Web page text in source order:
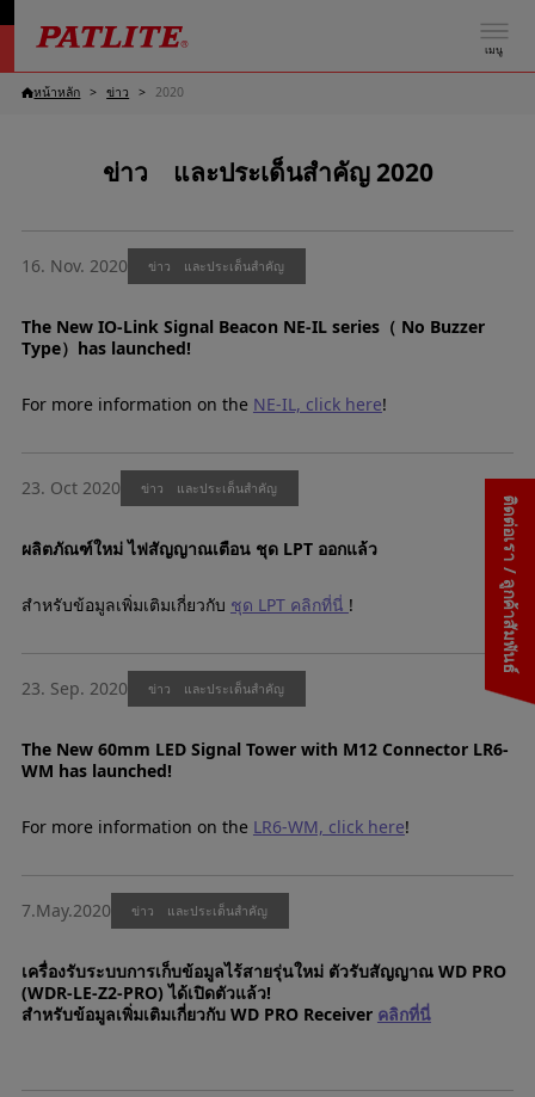
เมนู
ติดต่อเรา / ลูกค้าสัมพันธ์
หน้าหลัก ข่าว 2020
ข่าว และประเด็นสำคัญ 2020
16. Nov. 2020 ข่าว และประเด็นสำคัญ
The New IO-Link Signal Beacon NE-IL series（ No Buzzer
Type）has launched!
For more information on the NE-IL, click here!
23. Oct 2020 ข่าว และประเด็นสำคัญ
ผลิตภัณฑ์ใหม่ ไฟสัญญาณเตือน ชุด LPT ออกแล้ว
สำหรับข้อมูลเพิ่มเติมเกี่ยวกับ ชุด LPT คลิกที่นี่ !
23. Sep. 2020 ข่าว และประเด็นสำคัญ
The New 60mm LED Signal Tower with M12 Connector LR6-
WM has launched!
For more information on the LR6-WM, click here!
7.May.2020 ข่าว และประเด็นสำคัญ
เครื่องรับระบบการเก็บข้อมูลไร้สายรุ่นใหม่ ตัวรับสัญญาณ WD PRO
(WDR-LE-Z2-PRO) ได้เปิดตัวแล้ว!
สำหรับข้อมูลเพิ่มเติมเกี่ยวกับ WD PRO Receiver คลิกที่นี่